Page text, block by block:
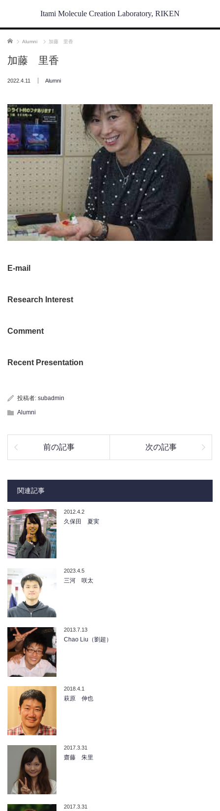
Itami Molecule Creation Laboratory, RIKEN
ホーム Alumni 加藤 里香
加藤 里香
2022.4.11 Alumni
E-mail
Research Interest
Comment
Recent Presentation
投稿者: subadmin
Alumni
前の記事 次の記事
関連記事
2012.4.2
久保田 夏実
2023.4.5
三河 咲太
2013.7.13
Chao Liu（劉超）
2018.4.1
萩原 伸也
2017.3.31
齋藤 朱里
2017.3.31